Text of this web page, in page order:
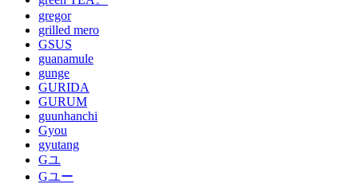
gregor
grilled mero
GSUS
guanamule
gunge
GURIDA
GURUM
guunhanchi
Gyou
gyutang
Gユ
Gユー